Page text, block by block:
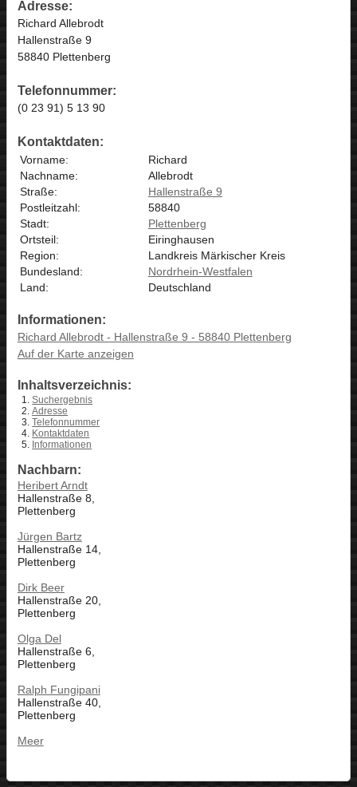
Adresse:
Richard Allebrodt
Hallenstraße 9
58840 Plettenberg
Telefonnummer:
(0 23 91) 5 13 90
Kontaktdaten:
Vorname:
Richard
Nachname:
Allebrodt
Straße:
Hallenstraße 9
Postleitzahl:
58840
Stadt:
Plettenberg
Ortsteil:
Eiringhausen
Region:
Landkreis Märkischer Kreis
Bundesland:
Nordrhein-Westfalen
Land:
Deutschland
Informationen:
Richard Allebrodt - Hallenstraße 9 - 58840 Plettenberg
Auf der Karte anzeigen
Inhaltsverzeichnis:
Suchergebnis
Adresse
Telefonnummer
Kontaktdaten
Informationen
Nachbarn:
Heribert Arndt
Hallenstraße 8,
Plettenberg
Jürgen Bartz
Hallenstraße 14,
Plettenberg
Dirk Beer
Hallenstraße 20,
Plettenberg
Olga Del
Hallenstraße 6,
Plettenberg
Ralph Fungipani
Hallenstraße 40,
Plettenberg
Meer